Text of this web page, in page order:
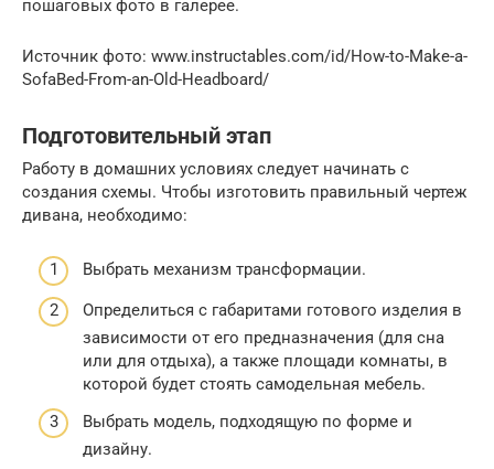
пошаговых фото в галерее.
Источник фото: www.instructables.com/id/How-to-Make-a-
SofaBed-From-an-Old-Headboard/
Подготовительный этап
Работу в домашних условиях следует начинать с
создания схемы. Чтобы изготовить правильный чертеж
дивана, необходимо:
Выбрать механизм трансформации.
Определиться с габаритами готового изделия в
зависимости от его предназначения (для сна
или для отдыха), а также площади комнаты, в
которой будет стоять самодельная мебель.
Выбрать модель, подходящую по форме и
дизайну.